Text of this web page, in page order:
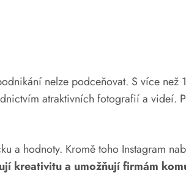
nelze podceňovat. S více než
atraktivních fotografií a videí.
a hodnoty. Kromě toho Instagram
kreativitu a umožňují firmám